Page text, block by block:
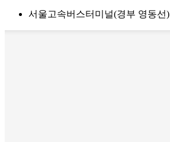
서울고속버스터미널(경부 영동선)